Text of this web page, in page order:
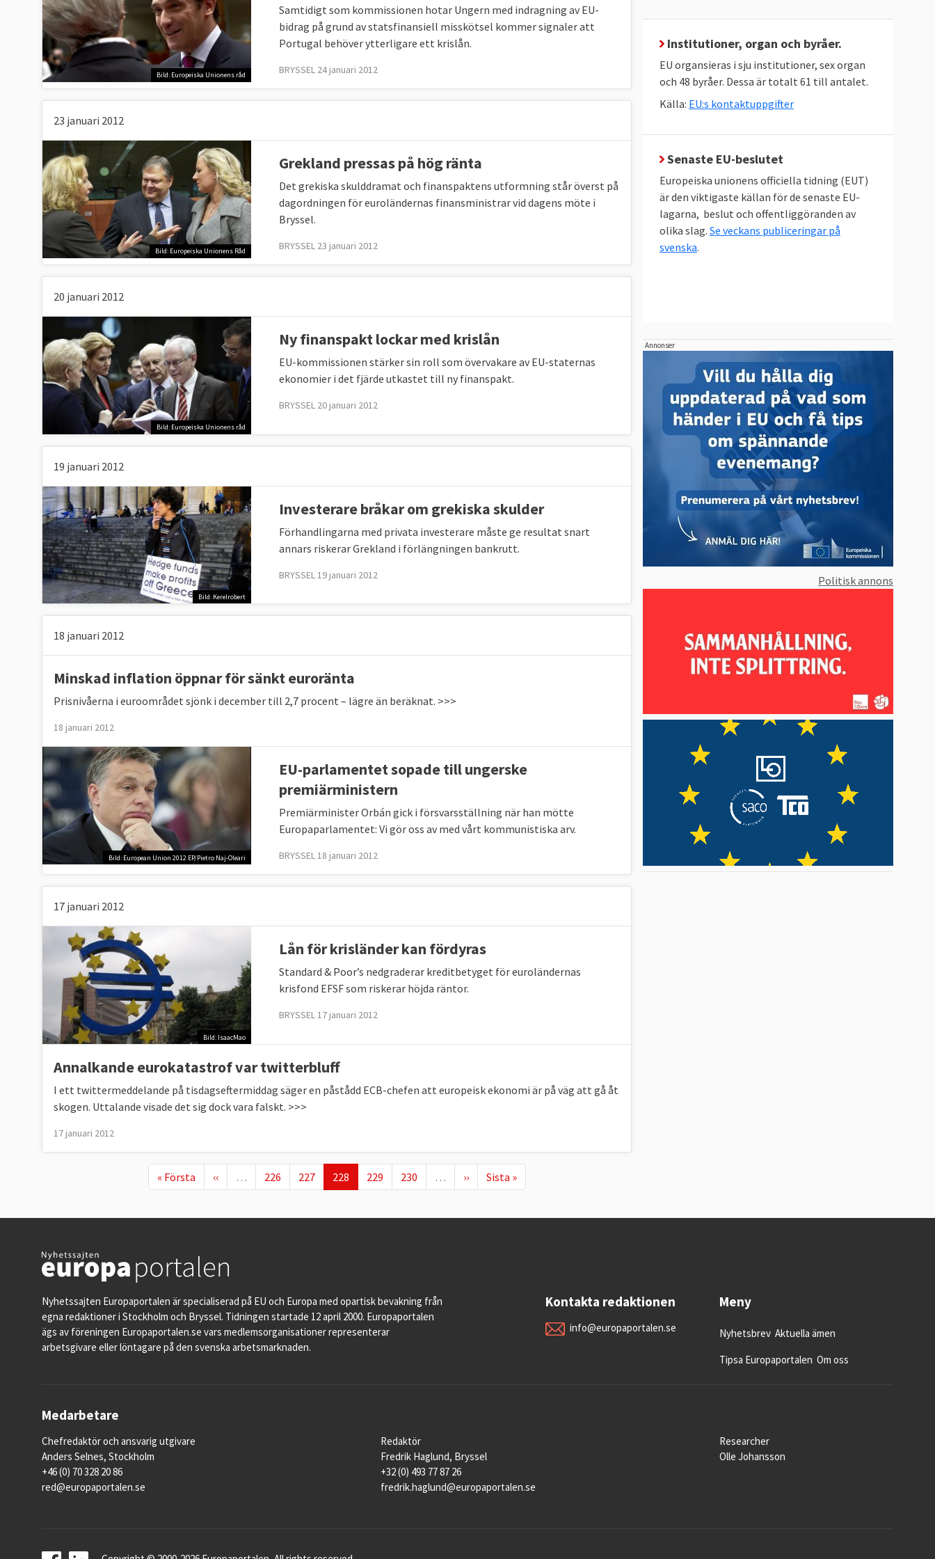
Europeiska revisionsrätten
övervakar att EU:s pengar används på rätt sätt.
Härutöver finns 48 byråer som sköter olika uppgifter som medlemsländerna och Europaparlamentet
beslutat om.
Bild: Europeiska Unionens råd
Samtidigt som kommissionen hotar Ungern med indragning av EU-
bidrag på grund av statsfinansiell misskötsel kommer signaler att
Portugal behöver ytterligare ett krislån.
BRYSSEL 24 januari 2012
23 januari 2012
Bild: Europeiska Unionens Råd
Grekland pressas på hög ränta
Det grekiska skulddramat och finanspaktens utformning står överst på
dagordningen för euroländernas finansministrar vid dagens möte i
Bryssel.
BRYSSEL 23 januari 2012
20 januari 2012
Bild: Europeiska Unionens råd
Ny finanspakt lockar med krislån
EU-kommissionen stärker sin roll som övervakare av EU-staternas
ekonomier i det fjärde utkastet till ny finanspakt.
BRYSSEL 20 januari 2012
19 januari 2012
Bild: Kerelrobert
Investerare bråkar om grekiska skulder
Förhandlingarna med privata investerare måste ge resultat snart
annars riskerar Grekland i förlängningen bankrutt.
BRYSSEL 19 januari 2012
18 januari 2012
Minskad inflation öppnar för sänkt euroränta
Prisnivåerna i euroområdet sjönk i december till 2,7 procent – lägre än beräknat. >>>
18 januari 2012
Bild: European Union 2012 EP/Pietro Naj-Oleari
EU-parlamentet sopade till ungerske
premiärministern
Premiärminister Orbán gick i försvarsställning när han mötte
Europaparlamentet: Vi gör oss av med vårt kommunistiska arv.
BRYSSEL 18 januari 2012
17 januari 2012
Bild: IsaacMao
Lån för krisländer kan fördyras
Standard & Poor’s nedgraderar kreditbetyget för euroländernas
krisfond EFSF som riskerar höjda räntor.
BRYSSEL 17 januari 2012
Annalkande eurokatastrof var twitterbluff
I ett twittermeddelande på tisdagseftermiddag säger en påstådd ECB-chefen att europeisk ekonomi är på väg att gå åt
skogen. Uttalande visade det sig dock vara falskt. >>>
17 januari 2012
First page
« Första Föregående sida
‹‹ … Page
226 Page
227 Nuvarande sida
228 Page
229 Page
230 … Nästa sida
›› Sista sidan
Sista »
Institutioner, organ och byråer.
EU organsieras i sju institutioner, sex organ
och 48 byråer. Dessa är totalt 61 till antalet.
Källa: EU:s kontaktuppgifter
Senaste EU-beslutet
Europeiska unionens officiella tidning (EUT)
är den viktigaste källan för de senaste EU-
lagarna, beslut och offentliggöranden av
olika slag. Se veckans publiceringar på
svenska.
Annonser
Politisk annons
Nyhetssajten Europaportalen är specialiserad på EU och Europa med opartisk bevakning från
egna redaktioner i Stockholm och Bryssel. Tidningen startade 12 april 2000. Europaportalen
ägs av föreningen Europaportalen.se vars medlemsorganisationer representerar
arbetsgivare eller löntagare på den svenska arbetsmarknaden.
Kontakta redaktionen
info@europaportalen.se
Meny
Nyhetsbrev Aktuella ämen
Tipsa Europaportalen Om oss
Medarbetare
Chefredaktör och ansvarig utgivare
Anders Selnes, Stockholm
+46 (0) 70 328 20 86
red@europaportalen.se
Redaktör
Fredrik Haglund, Bryssel
+32 (0) 493 77 87 26
fredrik.haglund@europaportalen.se
Researcher
Olle Johansson